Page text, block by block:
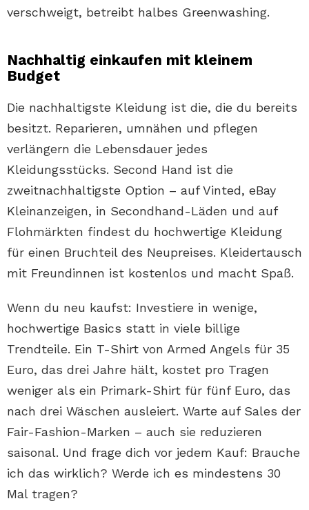
verschweigt, betreibt halbes Greenwashing.
Nachhaltig einkaufen mit kleinem
Budget
Die nachhaltigste Kleidung ist die, die du bereits
besitzt. Reparieren, umnähen und pflegen
verlängern die Lebensdauer jedes
Kleidungsstücks. Second Hand ist die
zweitnachhaltigste Option – auf Vinted, eBay
Kleinanzeigen, in Secondhand-Läden und auf
Flohmärkten findest du hochwertige Kleidung
für einen Bruchteil des Neupreises. Kleidertausch
mit Freundinnen ist kostenlos und macht Spaß.
Wenn du neu kaufst: Investiere in wenige,
hochwertige Basics statt in viele billige
Trendteile. Ein T-Shirt von Armed Angels für 35
Euro, das drei Jahre hält, kostet pro Tragen
weniger als ein Primark-Shirt für fünf Euro, das
nach drei Wäschen ausleiert. Warte auf Sales der
Fair-Fashion-Marken – auch sie reduzieren
saisonal. Und frage dich vor jedem Kauf: Brauche
ich das wirklich? Werde ich es mindestens 30
Mal tragen?